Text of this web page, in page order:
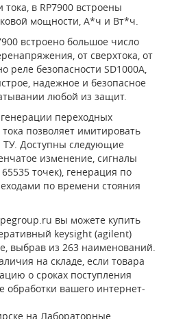
в RP7900 встроены
мощности, А*ч и Вт*ч.
встроено большое число
от сверхтока, от
реле безопасности SD1000A,
надежное и безопасное
любой из защит.
переходных
позволяет имитировать
Доступны следующие
изменение, сигналы
точек), генерация по
по времени стояния
вы можете купить
keysight (agilent)
выбрав из 263 наименований.
на складе, если товара
о сроках поступления
обработки вашего интернет-
на Лабораторные